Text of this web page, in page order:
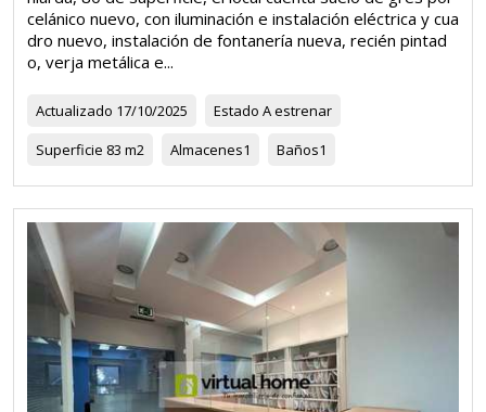
celánico nuevo, con iluminación e instalación eléctrica y cua
dro nuevo, instalación de fontanería nueva, recién pintad
o, verja metálica e...
Actualizado 17/10/2025 Estado A estrenar
Superficie 83 m2 Almacenes1 Baños1